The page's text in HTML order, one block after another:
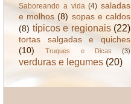
Saboreando a vida (4) saladas
e molhos (8) sopas e caldos
(8) típicos e regionais (22)
tortas salgadas e quiches
(10)
Truques e Dicas (3)
verduras e legumes (20)